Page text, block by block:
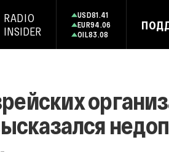
RADIO
INSIDER
USD81.41
EUR94.06
OIL83.08